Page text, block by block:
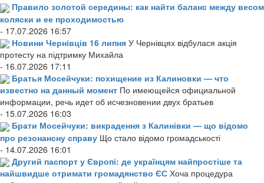
Правило золотой середины: как найти баланс между весом
коляски и ее проходимостью
- 17.07.2026 16:57
Новини Чернівців 16 липня У Чернівцях відбулася акція
протесту на підтримку Михайла
- 16.07.2026 17:11
Братья Мосейчуки: похищение из Калиновки — что
известно на данный момент По имеющейся официальной
информации, речь идет об исчезновении двух братьев
- 15.07.2026 16:03
Брати Мосейчуки: викрадення з Калинівки — що відомо
про резонансну справу Що стало відомо громадськості
- 14.07.2026 16:01
Другий паспорт у Європі: де українцям найпростіше та
найшвидше отримати громадянство ЄС Хоча процедура